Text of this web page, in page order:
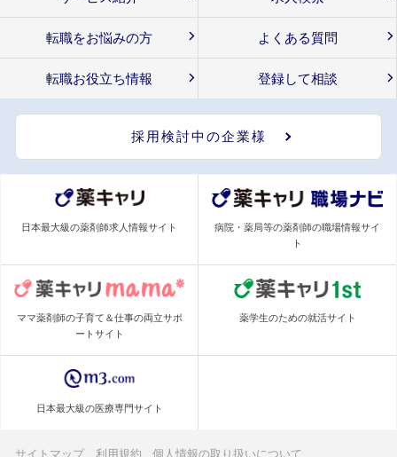
転職をお悩みの方 よくある質問
転職お役立ち情報 登録して相談
採用検討中の企業様
日本最大級の薬剤師求人情報サイト
病院・薬局等の薬剤師の職場情報サイ
ト
ママ薬剤師の子育て＆仕事の両立サポ
ートサイト
薬学生のための就活サイト
日本最大級の医療専門サイト
サイトマップ 利用規約 個人情報の取り扱いについて